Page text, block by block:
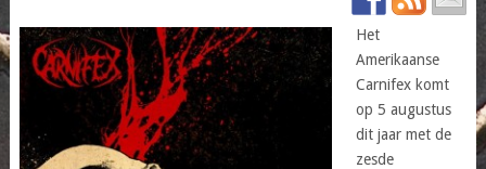
Het
Amerikaanse
Carnifex komt
op 5 augustus
dit jaar met de
zesde